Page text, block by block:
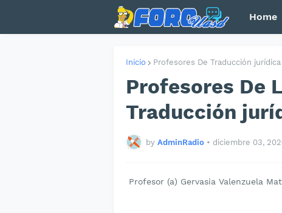
Home
Inicio Profesores De Traducción jurídica
Profesores De
Traducción
by AdminRadio • diciembre 03,
Profesor (a) Gervasia Valenzuela